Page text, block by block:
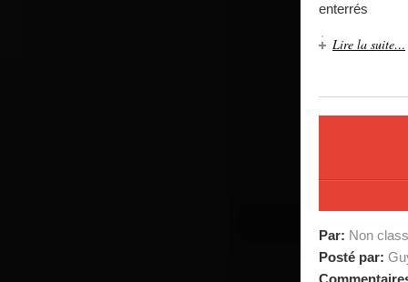
enterrés
Lire la suite…
Par: Non
Posté par: